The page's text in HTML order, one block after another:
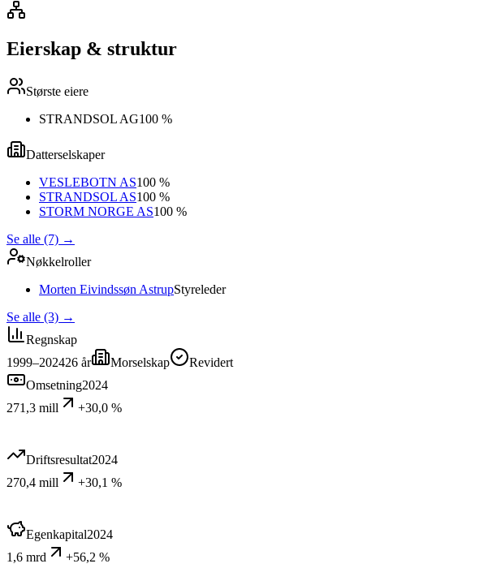
Eierskap & struktur
Største eiere
STRANDSOL AG100 %
Datterselskaper
VESLEBOTN AS100 %
STRANDSOL AS100 %
STORM NORGE AS100 %
Se alle (7) →
Nøkkelroller
Morten Eivindssøn AstrupStyreleder
Se alle (3) →
Regnskap
1999–202426 år Morselskap
Revidert
Omsetning2024
271,3 mill
+30,0 %
Driftsresultat2024
270,4 mill
+30,1 %
Egenkapital2024
1,6 mrd
+56,2 %